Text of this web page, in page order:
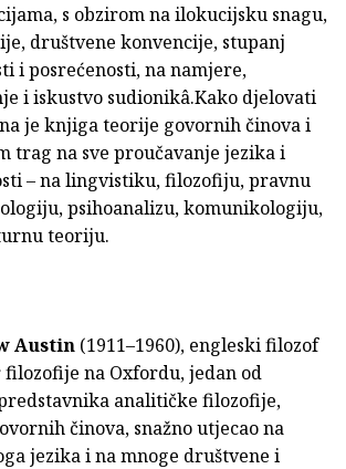
s obzirom na ilokucijsku snagu,
društvene konvencije, stupanj
i posrećenosti, na namjere,
i iskustvo sudionikâ.Kako djelovati
je knjiga teorije govornih činova i
trag na sve proučavanje jezika i
– na lingvistiku, filozofiju, pravnu
psihoanalizu, komunikologiju,
teoriju.
Austin (1911–1960), engleski filozof
na Oxfordu, jedan od
analitičke filozofije,
činova, snažno utjecao na
jezika i na mnoge društvene i